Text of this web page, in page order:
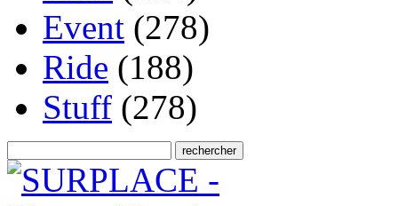
Event (278)
Ride (188)
Stuff (278)